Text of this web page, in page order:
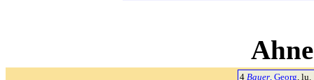
4 Bauer, Georg, lu.